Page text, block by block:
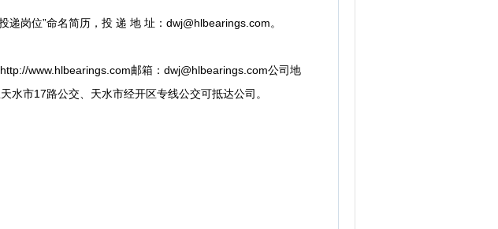
岗位”命名简历，投 递 地 址：dwj@hlbearings.com。
www.hlbearings.com邮箱：dwj@hlbearings.com公司地
水市17路公交、天水市经开区专线公交可抵达公司。